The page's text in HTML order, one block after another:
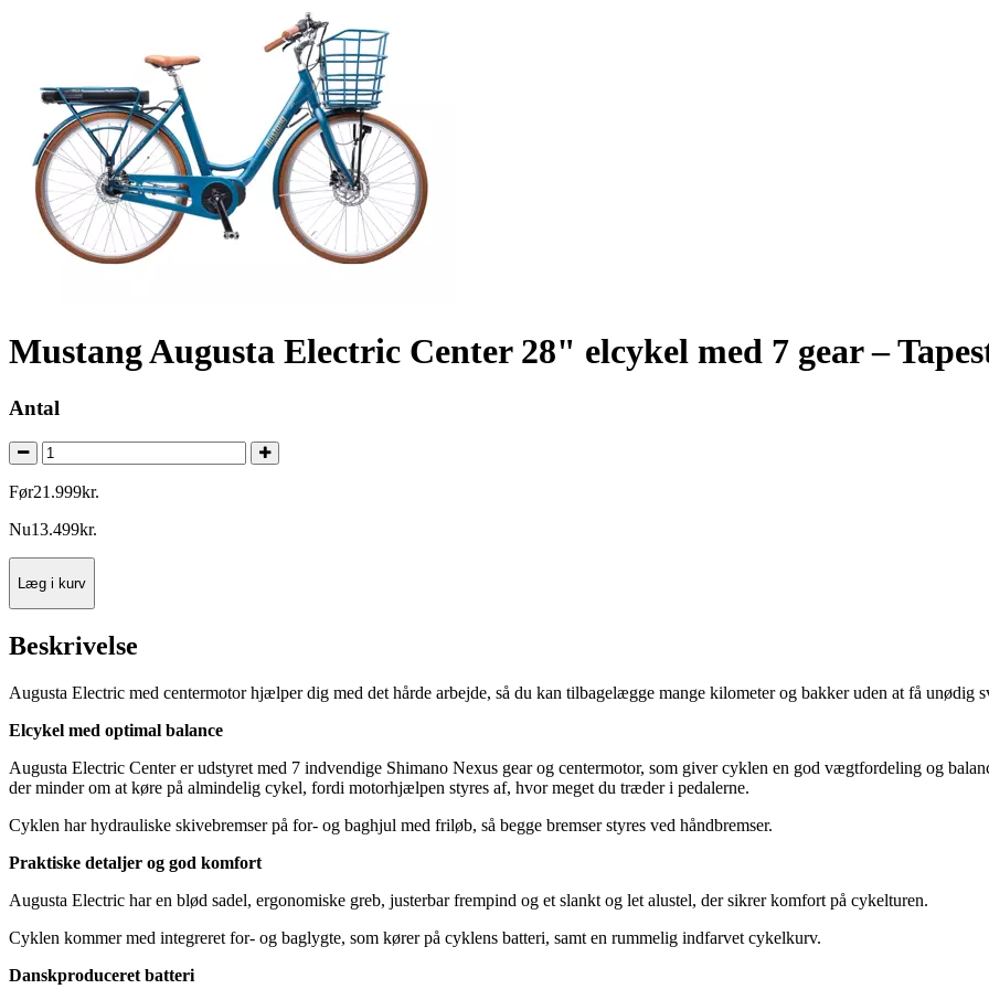
Mustang Augusta Electric Center 28" elcykel med 7 gear –
Antal
Før21.999kr.
Nu13.499kr.
Læg i kurv
Beskrivelse
Augusta Electric med centermotor hjælper dig med det hårde arbejde, så du kan tilbagelægge mange kilometer og bakker uden at få unødig
Elcykel med optimal balance
Augusta Electric Center er udstyret med 7 indvendige Shimano Nexus gear og centermotor, som giver cyklen en god vægtfordeling og
der minder om at køre på almindelig cykel, fordi motorhjælpen styres af, hvor meget du træder i pedalerne.
Cyklen har hydrauliske skivebremser på for- og baghjul med friløb, så begge bremser styres ved håndbremser.
Praktiske detaljer og god komfort
Augusta Electric har en blød sadel, ergonomiske greb, justerbar frempind og et slankt og let alustel, der sikrer komfort på cykelturen.
Cyklen kommer med integreret for- og baglygte, som kører på cyklens batteri, samt en rummelig indfarvet cykelkurv.
Danskproduceret batteri